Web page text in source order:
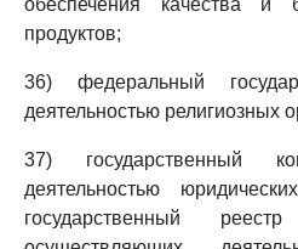
обеспечения качества и
продуктов;
36) федеральный
деятельностью религиозных
37) государственный
деятельностью
государственный